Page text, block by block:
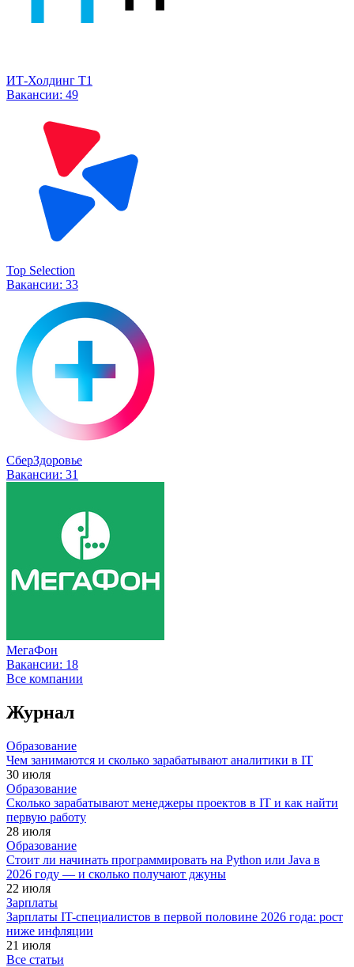
ИТ-Холдинг Т1
Вакансии: 49
Top Selection
Вакансии: 33
СберЗдоровье
Вакансии: 31
МегаФон
Вакансии: 18
Все компании
Журнал
Образование
Чем занимаются и сколько зарабатывают аналитики в IT
30 июля
Образование
Сколько зарабатывают менеджеры проектов в IT и как найти
первую работу
28 июля
Образование
Стоит ли начинать программировать на Python или Java в
2026 году — и сколько получают джуны
22 июля
Зарплаты
Зарплаты IT-специалистов в первой половине 2026 года: рост
ниже инфляции
21 июля
Все статьи